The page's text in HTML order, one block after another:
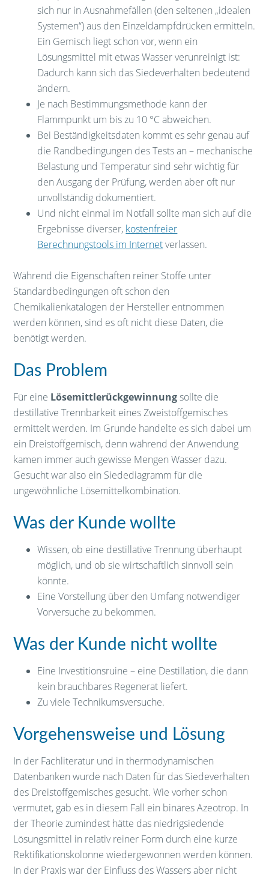
sich nur in Ausnahmefällen (den seltenen „idealen
Systemen“) aus den Einzeldampfdrücken ermitteln.
Ein Gemisch liegt schon vor, wenn ein
Lösungsmittel mit etwas Wasser verunreinigt ist:
Dadurch kann sich das Siedeverhalten bedeutend
ändern.
Je nach Bestimmungsmethode kann der
Flammpunkt um bis zu 10 °C abweichen.
Bei Beständigkeitsdaten kommt es sehr genau auf
die Randbedingungen des Tests an – mechanische
Belastung und Temperatur sind sehr wichtig für
den Ausgang der Prüfung, werden aber oft nur
unvollständig dokumentiert.
Und nicht einmal im Notfall sollte man sich auf die
Ergebnisse diverser, kostenfreier
Berechnungstools im Internetverlassen.
Während die Eigenschaften reiner Stoffe unter
Standardbedingungen oft schon den
Chemikalienkatalogen der Hersteller entnommen
werden können, sind es oft nicht diese Daten, die
benötigt werden.
Das Problem
Für eine Lösemittlerückgewinnungsollte die
destillative Trennbarkeit eines Zweistoffgemisches
ermittelt werden. Im Grunde handelte es sich dabei um
ein Dreistoffgemisch, denn während der Anwendung
kamen immer auch gewisse Mengen Wasser dazu.
Gesucht war also ein Siedediagramm für die
ungewöhnliche Lösemittelkombination.
Was der Kunde wollte
Wissen, ob eine destillative Trennung überhaupt
möglich, und ob sie wirtschaftlich sinnvoll sein
könnte.
Eine Vorstellung über den Umfang notwendiger
Vorversuche zu bekommen.
Was der Kunde nicht wollte
Eine Investitionsruine – eine Destillation, die dann
kein brauchbares Regenerat liefert.
Zu viele Technikumsversuche.
Vorgehensweise und Lösung
In der Fachliteratur und in thermodynamischen
Datenbanken wurde nach Daten für das Siedeverhalten
des Dreistoffgemisches gesucht. Wie vorher schon
vermutet, gab es in diesem Fall ein binäres Azeotrop. In
der Theorie zumindest hätte das niedrigsiedende
Lösungsmittel in relativ reiner Form durch eine kurze
Rektifikationskolonne wiedergewonnen werden können.
In der Praxis war der Einfluss des Wassers aber nicht